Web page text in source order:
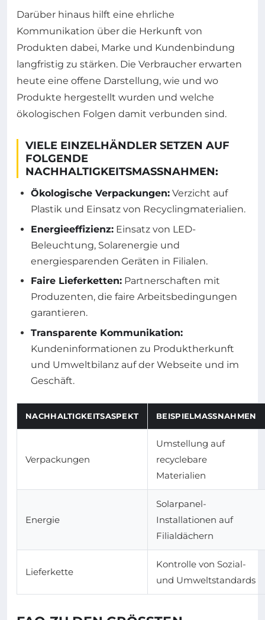
Darüber hinaus hilft eine ehrliche
Kommunikation über die Herkunft von
Produkten dabei, Marke und Kundenbindung
langfristig zu stärken. Die Verbraucher erwarten
heute eine offene Darstellung, wie und wo
Produkte hergestellt wurden und welche
ökologischen Folgen damit verbunden sind.
VIELE EINZELHÄNDLER SETZEN AUF
FOLGENDE
NACHHALTIGKEITSMASSNAHMEN:
Ökologische Verpackungen: Verzicht auf
Plastik und Einsatz von Recyclingmaterialien.
Energieeffizienz: Einsatz von LED-
Beleuchtung, Solarenergie und
energiesparenden Geräten in Filialen.
Faire Lieferketten: Partnerschaften mit
Produzenten, die faire Arbeitsbedingungen
garantieren.
Transparente Kommunikation:
Kundeninformationen zu Produktherkunft
und Umweltbilanz auf der Webseite und im
Geschäft.
NACHHALTIGKEITSASPEKT BEISPIELMASSNAHMEN
Verpackungen
Umstellung auf
recyclebare
Materialien
Energie
Solarpanel-
Installationen auf
Filialdächern
Lieferkette
Kontrolle von Sozial-
und Umweltstandards